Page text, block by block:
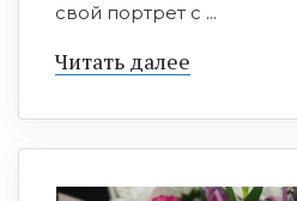
свой портрет с ...
Читать далее